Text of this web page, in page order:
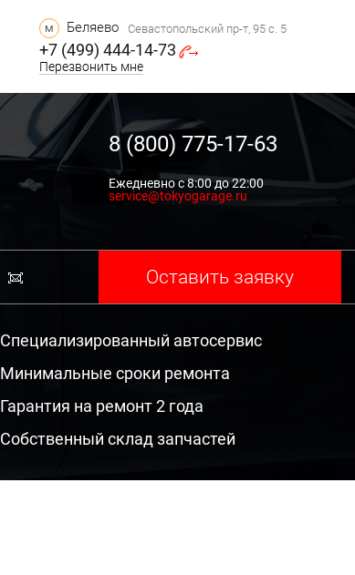
м Беляево Севастопольский пр-т, 95 с. 5
+7 (499) 444-14-73
Перезвонить мне
8 (800) 775-17-63
Ежедневно с 8:00 до 22:00
service@tokyogarage.ru
Оставить заявку
Специализированный автосервис
Минимальные сроки ремонта
Гарантия на ремонт 2 года
Собственный склад запчастей